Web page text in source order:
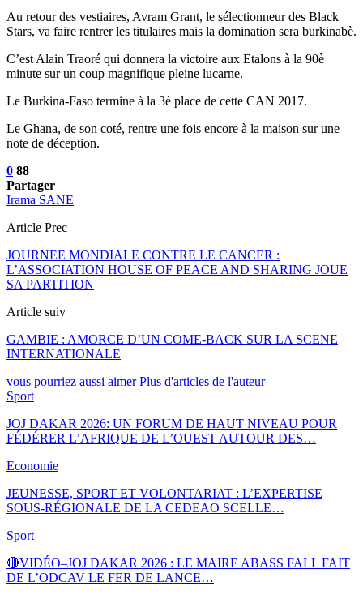
Au retour des vestiaires, Avram Grant, le sélectionneur des Black
Stars, va faire rentrer les titulaires mais la domination sera burkinabè.
C’est Alain Traoré qui donnera la victoire aux Etalons à la 90è
minute sur un coup magnifique pleine lucarne.
Le Burkina-Faso termine à la 3è place de cette CAN 2017.
Le Ghana, de son coté, rentre une fois encore à la maison sur une
note de déception.
0 88
Partager
Irama SANE
Article Prec
JOURNEE MONDIALE CONTRE LE CANCER :
L’ASSOCIATION HOUSE OF PEACE AND SHARING JOUE
SA PARTITION
Article suiv
GAMBIE : AMORCE D’UN COME-BACK SUR LA SCENE
INTERNATIONALE
vous pourriez aussi aimer Plus d'articles de l'auteur
Sport
JOJ DAKAR 2026: UN FORUM DE HAUT NIVEAU POUR
FÉDÉRER L’AFRIQUE DE L’OUEST AUTOUR DES…
Economie
JEUNESSE, SPORT ET VOLONTARIAT : L’EXPERTISE
SOUS-RÉGIONALE DE LA CEDEAO SCELLE…
Sport
🔴VIDÉO–JOJ DAKAR 2026 : LE MAIRE ABASS FALL FAIT
DE L’ODCAV LE FER DE LANCE…